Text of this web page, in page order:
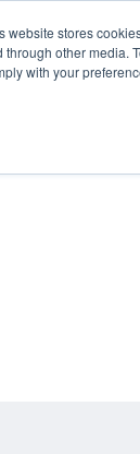
website stores
through other media.
with your